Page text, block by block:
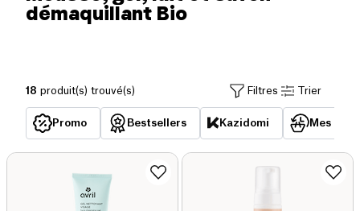
démaquillant Bio
18 produit(s) trouvé(s) Filtres Trier
Promo Bestsellers Kazidomi Mes